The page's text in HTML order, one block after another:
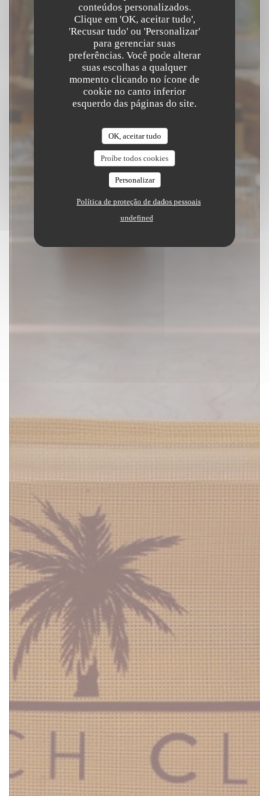
conteúdos personalizados.
Clique em 'OK, aceitar tudo',
'Recusar tudo' ou 'Personalizar'
para gerenciar suas
preferências. Você pode alterar
suas escolhas a qualquer
momento clicando no ícone de
cookie no canto inferior
esquerdo das páginas do site.
OK, aceitar tudo
Proíbe todos cookies
Personalizar
Política de proteção de dados pessoais
undefined
SAINT LAURENT DU VAR
RESERVAR UMA MESA